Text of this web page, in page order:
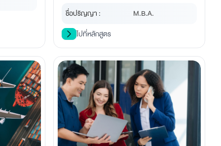
ชื่อปริญญา :
M.B.A.
ไปที่หลักสูตร